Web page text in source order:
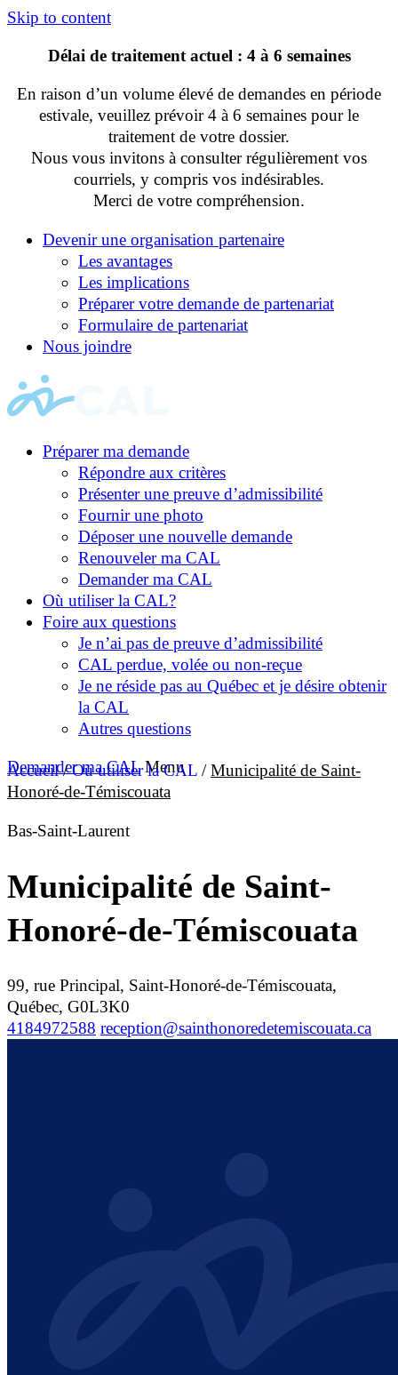
Skip to content
Délai de traitement actuel : 4 à 6 semaines
En raison d’un volume élevé de demandes en période
estivale, veuillez prévoir 4 à 6 semaines pour le
traitement de votre dossier.
Nous vous invitons à consulter régulièrement vos
courriels, y compris vos indésirables.
Merci de votre compréhension.
Devenir une organisation partenaire
Les avantages
Les implications
Préparer votre demande de partenariat
Formulaire de partenariat
Nous joindre
Préparer ma demande
Répondre aux critères
Présenter une preuve d’admissibilité
Fournir une photo
Déposer une nouvelle demande
Renouveler ma CAL
Demander ma CAL
Où utiliser la CAL?
Foire aux questions
Je n’ai pas de preuve d’admissibilité
CAL perdue, volée ou non-reçue
Je ne réside pas au Québec et je désire obtenir
la CAL
Autres questions
Demander ma CAL Menu
Accueil/Où utiliser la CAL /Municipalité de Saint-
Honoré-de-Témiscouata
Bas-Saint-Laurent
Municipalité de Saint-
Honoré-de-Témiscouata
99, rue Principal, Saint-Honoré-de-Témiscouata,
Québec, G0L3K0
4184972588 reception@sainthonoredetemiscouata.ca